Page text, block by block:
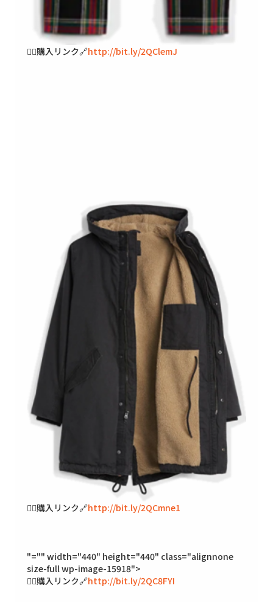
🐱‍👓購入リンク🔗http://bit.ly/2QClemJ
🐱‍👓購入リンク🔗http://bit.ly/2QCmne1
"="" width="440" height="440" class="alignnone
size-full wp-image-15918">
🐱‍👓購入リンク🔗http://bit.ly/2QC8FYI